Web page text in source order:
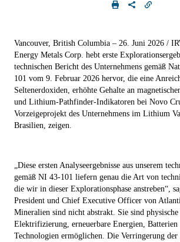
Vancouver, British Columbia – 26. Juni 2026 /
Energy Metals Corp. hebt erste
technischen Bericht des Unternehmens gemäß
101 vom 9. Februar 2026 hervor, die eine
Seltenerdoxiden, erhöhte Gehalte an
und Lithium-Pathfinder-Indikatoren bei Novo
Vorzeigeprojekt des Unternehmens im Lithium
Brasilien, zeigen.
„Diese ersten Analyseergebnisse aus unserem
gemäß NI 43-101 liefern genau die Art von
die wir in dieser Explorationsphase anstreben“,
President und Chief Executive Officer von
Mineralien sind nicht abstrakt. Sie sind
Elektrifizierung, erneuerbare Energien,
Technologien ermöglichen. Die Verringerung der